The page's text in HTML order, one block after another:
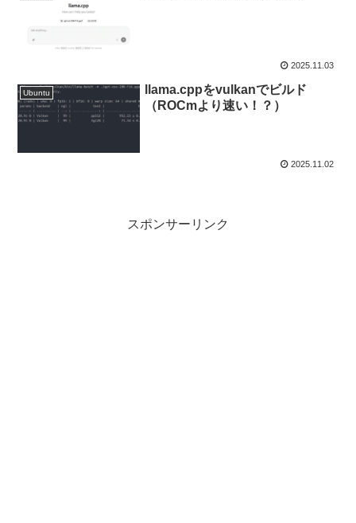
2025.11.03
Ubuntu
llama.cppをvulkanでビルド
（ROCmより速い！？）
2025.11.02
スポンサーリンク